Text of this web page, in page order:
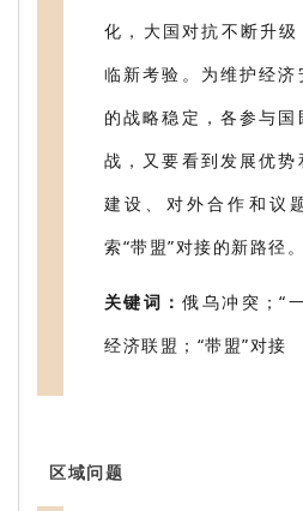
化，大国对抗不断升级
临新考验。为维护经
的战略稳定，各参与
战，又要看到发展优势
建设、对外合作和议
索“带盟”对接的新路径。
关键词：俄乌冲突；“
经济联盟；“带盟”对接
区域问题